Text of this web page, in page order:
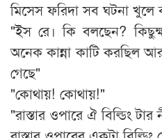
মিসেস ফরিদা সব ঘটনা খুলে
"ইস রে। কি বলছেন?
অনেক কান্না কাটি করছিল
গেছে"
"কোথায়! কোথায়!"
"রাস্তার ওপারে ঐ বিল্ডিং টার